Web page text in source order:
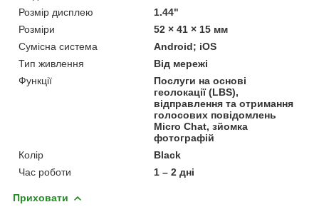
Розмір дисплею
1.44"
Розміри
52 × 41 × 15 мм
Сумісна система
Android; iOS
Тип живлення
Від мережі
Функції
Послуги на основі
геолокації (LBS),
відправлення та отримання
голосових повідомлень
Micro Chat, зйомка
фотографій
Колір
Black
Час роботи
1 – 2 дні
Приховати